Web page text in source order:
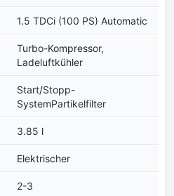
1.5 TDCi (100 PS) Automatic
Turbo-Kompressor,
Ladeluftkühler
Start/Stopp-
SystemPartikelfilter
3.85 l
Elektrischer
2-3